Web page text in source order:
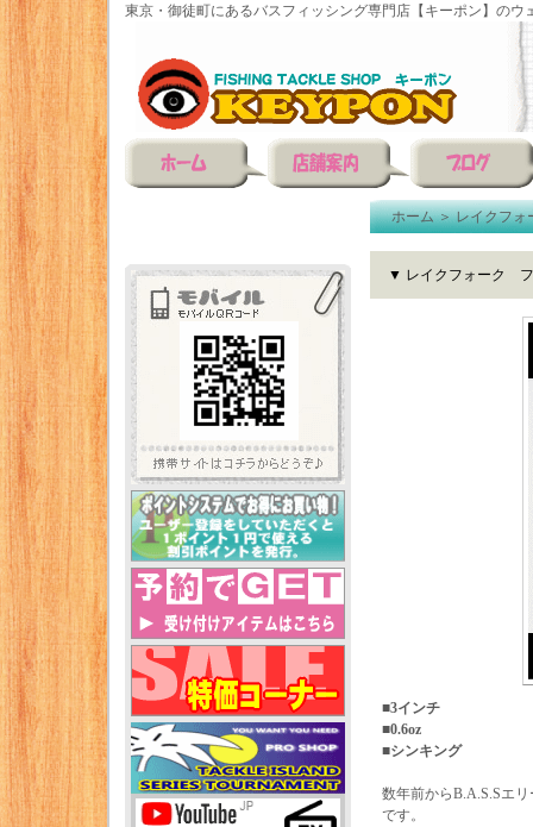
東京・御徒町にあるバスフィッシング専門店【キーポン】のウ
ホーム＞レイクフォ
▼ レイクフォーク フ
■3インチ
■0.6oz
■シンキング
数年前からB.A.S.Sエ
です。